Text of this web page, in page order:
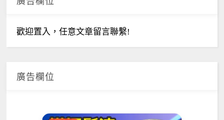
歡迎置入，任意文章留言聯繫!
廣告欄位